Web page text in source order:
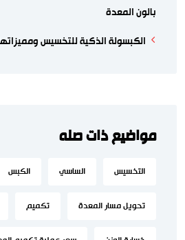
بالون المعدة
الكبسولة الذكية للتخسيس
مواضيع ذات صله
التخسيس الساسي الكبس
تحويل مسار المعدة تكميم